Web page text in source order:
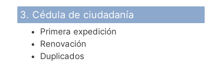
3. Cédula de ciudadanía
Primera expedición
Renovación
Duplicados